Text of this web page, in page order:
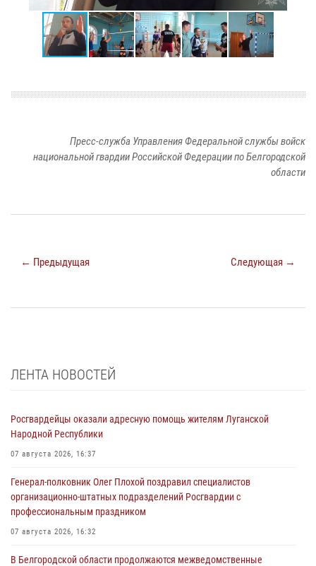
Пресс-служба Управления Федеральной службы войск
национальной гвардии Российской Федерации по Белгородской
области
← Предыдущая Следующая →
ЛЕНТА НОВОСТЕЙ
Росгвардейцы оказали адресную помощь жителям Луганской
Народной Республики
07 августа 2026, 16:37
Генерал-полковник Олег Плохой поздравил специалистов
организационно-штатных подразделений Росгвардии с
профессиональным праздником
07 августа 2026, 16:32
В Белгородской области продолжаются межведомственные